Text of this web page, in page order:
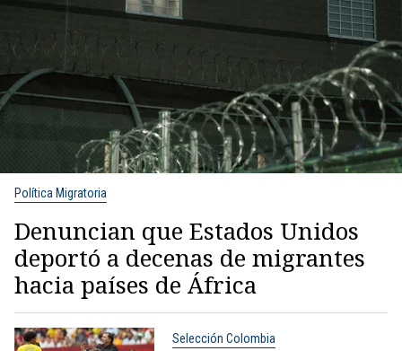
Política Migratoria
Denuncian que Estados Unidos
deportó a decenas de migrantes
hacia países de África
Selección Colombia